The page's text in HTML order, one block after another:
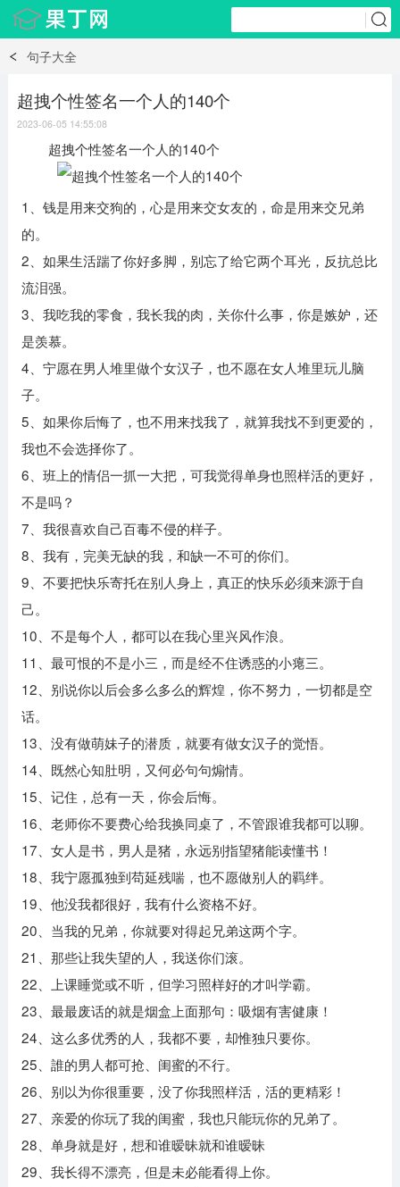
句子大全
超拽个性签名一个人的140个
2023-06-05 14:55:08
超拽个性签名一个人的140个
1、钱是用来交狗的，心是用来交女友的，命是用来交兄弟
的。
2、如果生活踹了你好多脚，别忘了给它两个耳光，反抗总比
流泪强。
3、我吃我的零食，我长我的肉，关你什么事，你是嫉妒，还
是羡慕。
4、宁愿在男人堆里做个女汉子，也不愿在女人堆里玩儿脑
子。
5、如果你后悔了，也不用来找我了，就算我找不到更爱的，
我也不会选择你了。
6、班上的情侣一抓一大把，可我觉得单身也照样活的更好，
不是吗？
7、我很喜欢自己百毒不侵的样子。
8、我有，完美无缺的我，和缺一不可的你们。
9、不要把快乐寄托在别人身上，真正的快乐必须来源于自
己。
10、不是每个人，都可以在我心里兴风作浪。
11、最可恨的不是小三，而是经不住诱惑的小瘪三。
12、别说你以后会多么多么的辉煌，你不努力，一切都是空
话。
13、没有做萌妹子的潜质，就要有做女汉子的觉悟。
14、既然心知肚明，又何必句句煽情。
15、记住，总有一天，你会后悔。
16、老师你不要费心给我换同桌了，不管跟谁我都可以聊。
17、女人是书，男人是猪，永远别指望猪能读懂书！
18、我宁愿孤独到苟延残喘，也不愿做别人的羁绊。
19、他没我都很好，我有什么资格不好。
20、当我的兄弟，你就要对得起兄弟这两个字。
21、那些让我失望的人，我送你们滚。
22、上课睡觉或不听，但学习照样好的才叫学霸。
23、最最废话的就是烟盒上面那句：吸烟有害健康！
24、这么多优秀的人，我都不要，却惟独只要你。
25、誰的男人都可抢、闺蜜的不行。
26、别以为你很重要，没了你我照样活，活的更精彩！
27、亲爱的你玩了我的闺蜜，我也只能玩你的兄弟了。
28、单身就是好，想和谁暧昧就和谁暧昧
29、我长得不漂亮，但是未必能看得上你。